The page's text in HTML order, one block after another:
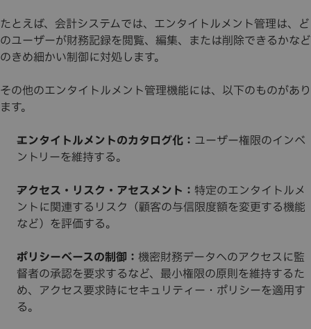
たとえば、会計システムでは、エンタイトルメント管理は、ど
のユーザーが財務記録を閲覧、編集、または削除できるかなど
のきめ細かい制御に対処します。
その他のエンタイトルメント管理機能には、以下のものがあり
ます。
エンタイトルメントのカタログ化： ユーザー権限のインベ
ントリーを維持する。
アクセス・リスク・アセスメント： 特定のエンタイトルメ
ントに関連するリスク（顧客の与信限度額を変更する機能
など）を評価する。
ポリシーベースの制御： 機密財務データへのアクセスに監
督者の承認を要求するなど、最小権限の原則を維持するた
め、アクセス要求時にセキュリティー・ポリシーを適用す
る。